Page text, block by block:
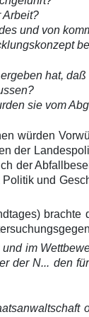
Arbeit?
und von
hat,
sie vom
würden
der
der
und
im
der N... den